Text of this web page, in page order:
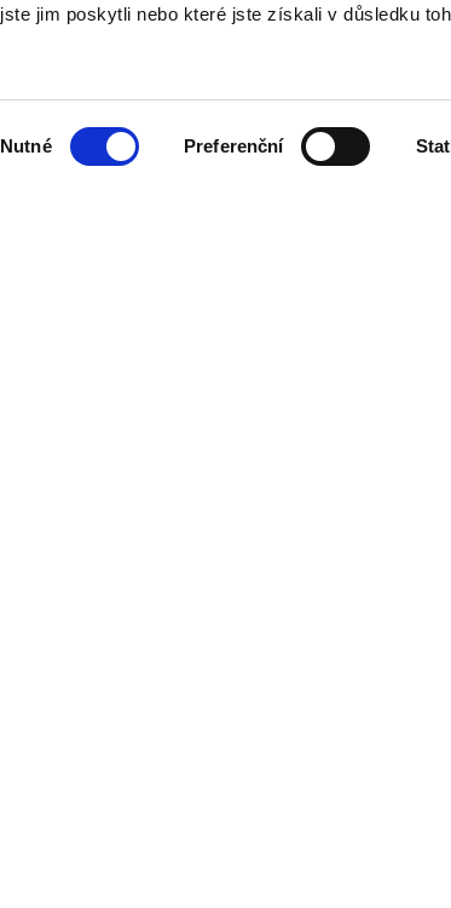
jste jim poskytli nebo které jste získali v důsledku
Nutné Preferenční